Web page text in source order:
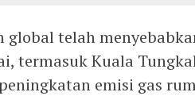
global telah
termasuk Kuala
emisi gas